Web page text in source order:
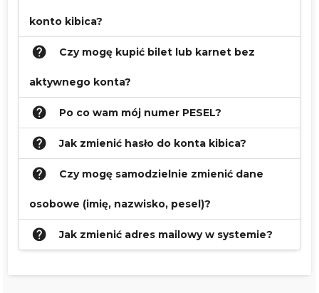
konto kibica?
help Czy mogę kupić bilet lub karnet bez
aktywnego konta?
help Po co wam mój numer PESEL?
help Jak zmienić hasło do konta kibica?
help Czy mogę samodzielnie zmienić dane
osobowe (imię, nazwisko, pesel)?
help Jak zmienić adres mailowy w systemie?